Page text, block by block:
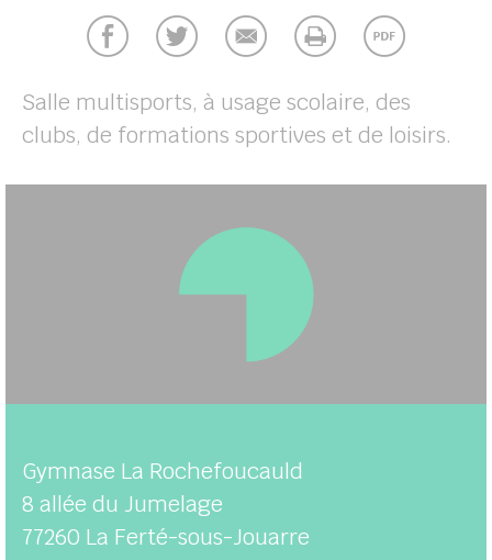
Salle multisports, à usage scolaire, des
clubs, de formations sportives et de loisirs.
Gymnase La Rochefoucauld
8 allée du Jumelage
77260 La Ferté-sous-Jouarre